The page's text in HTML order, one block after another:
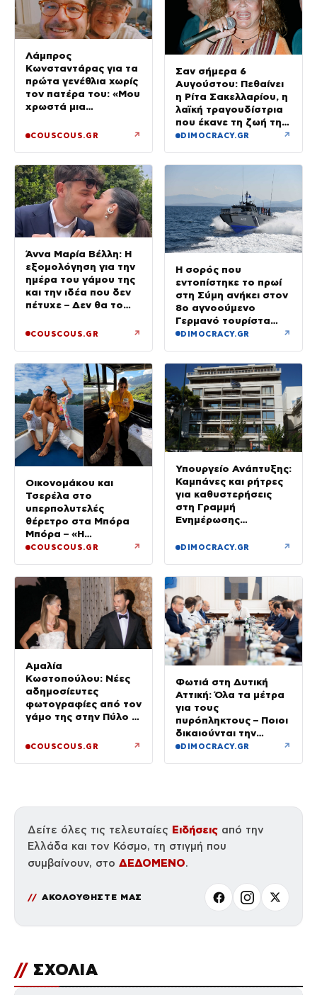
Λάμπρος
Κωνσταντάρας για τα
πρώτα γενέθλια χωρίς
τον πατέρα του: «Μου
χρωστά μια
COUSCOUS.GR ↗
Σαν σήμερα 6
Αυγούστου: Πεθαίνει
η Ρίτα Σακελλαρίου, η
λαϊκή τραγουδίστρια
που έκανε τη ζωή της
τραγούδι
DIMOCRACY.GR ↗
Άννα Μαρία Βέλλη: Η
εξομολόγηση για την
ημέρα του γάμου της
και την ιδέα που δεν
πέτυχε – Δεν θα το
COUSCOUS.GR ↗
Η σορός που
εντοπίστηκε το πρωί
στη Σύμη ανήκει στον
8ο αγνοούμενο
Γερμανό τουρίστα
που επέβαινε σε
DIMOCRACY.GR ↗
Οικονομάκου και
Τσερέλα στο
υπερπολυτελές
θέρετρο στα Μπόρα
Μπόρα – «Η
μεγαλύτερη
COUSCOUS.GR ↗
Υπουργείο Ανάπτυξης:
Καμπάνες και ρήτρες
για καθυστερήσεις
στη Γραμμή
Ενημέρωσης
DIMOCRACY.GR ↗
Αμαλία
Κωστοπούλου: Νέες
αδημοσίευτες
φωτογραφίες από τον
γάμο της στην Πύλο –
ανατείλει ο ήλιος
COUSCOUS.GR ↗
Φωτιά στη Δυτική
Αττική: Όλα τα μέτρα
για τους
πυρόπληκτους – Ποιοι
δικαιούνται την
προσωρινή οικονομική
DIMOCRACY.GR ↗
Δείτε όλες τις τελευταίες Ειδήσεις από την
Ελλάδα και τον Κόσμο, τη στιγμή που
συμβαίνουν, στο ΔΕΔΟΜΕΝΟ.
ΑΚΟΛΟΥΘΗΣΤΕ ΜΑΣ
// ΣΧΟΛΙΑ